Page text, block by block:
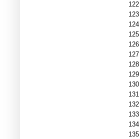
122
123
124
125
126
127
128
129
130
131
132
133
134
135